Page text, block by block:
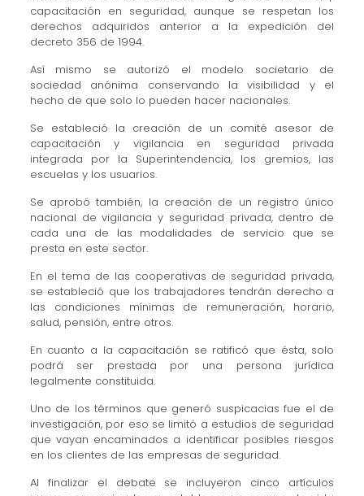
capacitación en seguridad, aunque se respetan los
derechos adquiridos anterior a la expedición del
decreto 356 de 1994.
Así mismo se autorizó el modelo societario de
sociedad anónima conservando la visibilidad y el
hecho de que solo lo pueden hacer nacionales.
Se estableció la creación de un comité asesor de
capacitación y vigilancia en seguridad privada
integrada por la Superintendencia, los gremios, las
escuelas y los usuarios.
Se aprobó también, la creación de un registro único
nacional de vigilancia y seguridad privada, dentro de
cada una de las modalidades de servicio que se
presta en este sector.
En el tema de las cooperativas de seguridad privada,
se estableció que los trabajadores tendrán derecho a
las condiciones mínimas de remuneración, horario,
salud, pensión, entre otros.
En cuanto a la capacitación se ratificó que ésta, solo
podrá ser prestada por una persona jurídica
legalmente constituida.
Uno de los términos que generó suspicacias fue el de
investigación, por eso se limitó a estudios de seguridad
que vayan encaminados a identificar posibles riesgos
en los clientes de las empresas de seguridad.
Al finalizar el debate se incluyeron cinco artículos